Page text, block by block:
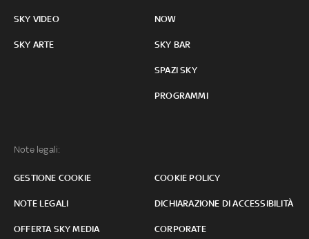
SKY VIDEO
SKY ARTE
NOW
SKY BAR
SPAZI SKY
PROGRAMMI
Note legali:
GESTIONE COOKIE COOKIE POLICY
NOTE LEGALI DICHIARAZIONE DI ACCESSIBILITÀ
OFFERTA SKY MEDIA CORPORATE